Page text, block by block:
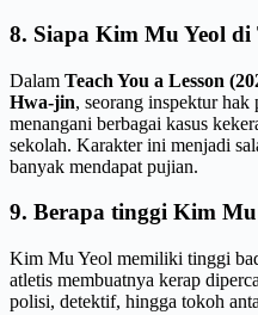
8. Siapa Kim Mu Yeol di
Dalam Teach You a Lesson
Hwa-jin, seorang inspektur
menangani berbagai kasus
sekolah. Karakter ini menjadi
banyak mendapat pujian.
9. Berapa tinggi Kim Mu
Kim Mu Yeol memiliki tinggi
atletis membuatnya kerap
polisi, detektif, hingga tokoh